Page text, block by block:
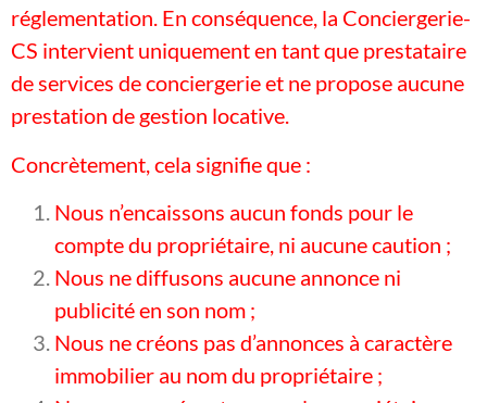
réglementation. En conséquence, la Conciergerie-
CS intervient uniquement en tant que prestataire
de services de conciergerie et ne propose aucune
prestation de gestion locative.
Concrètement, cela signifie que :
Nous n’encaissons aucun fonds pour le
compte du propriétaire, ni aucune caution ;
Nous ne diffusons aucune annonce ni
publicité en son nom ;
Nous ne créons pas d’annonces à caractère
immobilier au nom du propriétaire ;